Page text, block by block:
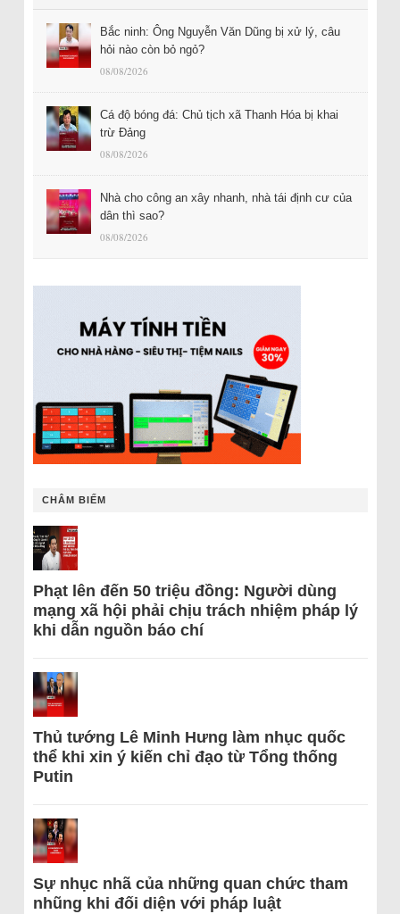
Bắc ninh: Ông Nguyễn Văn Dũng bị xử lý, câu
hỏi nào còn bỏ ngỏ?
08/08/2026
Cá độ bóng đá: Chủ tịch xã Thanh Hóa bị khai
trừ Đảng
08/08/2026
Nhà cho công an xây nhanh, nhà tái định cư của
dân thì sao?
08/08/2026
CHÂM BIẾM
Phạt lên đến 50 triệu đồng: Người dùng
mạng xã hội phải chịu trách nhiệm pháp lý
khi dẫn nguồn báo chí
Thủ tướng Lê Minh Hưng làm nhục quốc
thể khi xin ý kiến chỉ đạo từ Tổng thống
Putin
Sự nhục nhã của những quan chức tham
nhũng khi đối diện với pháp luật